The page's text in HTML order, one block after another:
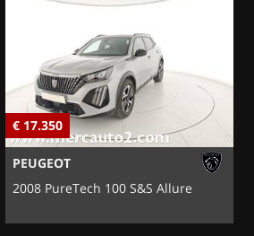
€ 17.350
PEUGEOT
2008 PureTech 100 S&S Allure